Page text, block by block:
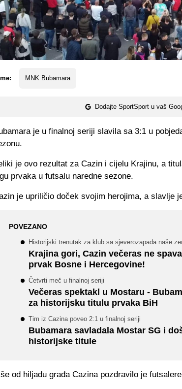
MNK Bubamara
Dodajte SportSport u vaš
je u finalnoj seriji slavila sa 3:1 u
je ovo rezultat za Cazin i cijelu Krajinu, a
prvaka u futsalu naredne sezone.
je upriličio doček svojim herojima, a slavlje
POVEZANO
Historijski trenutak za klub sa sjeverozapada naše
Krajina gori, Cazin večeras ne
prvak Bosne i Hercegovine!
Četvrti meč u finalnoj seriji
Večeras spektakl u Mostaru -
za historijsku titulu prvaka BiH
Tim iz Cazina poveo 2:1 u finalnoj seriji
Bubamara savladala Mostar SG i
historijske titule
od hiljadu građa Cazina pozdravilo je